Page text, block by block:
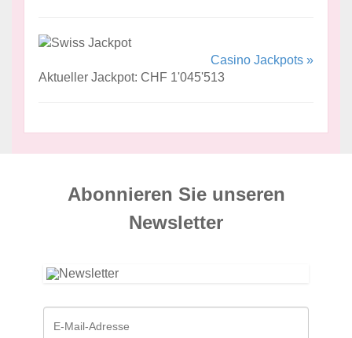
Casino Jackpots »
Aktueller Jackpot: CHF 1'045'513
Abonnieren Sie unseren
News­letter